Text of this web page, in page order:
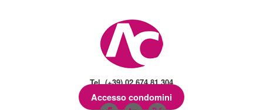
Tel. (+39) 02.674.81.304
Accesso condomini